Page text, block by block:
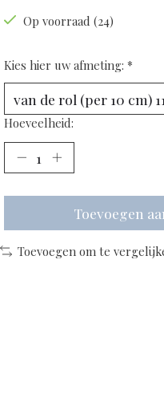
Op voorraad (24)
Kies hier uw afmeting: *
Hoeveelheid:
Toevoegen
Toevoegen om te